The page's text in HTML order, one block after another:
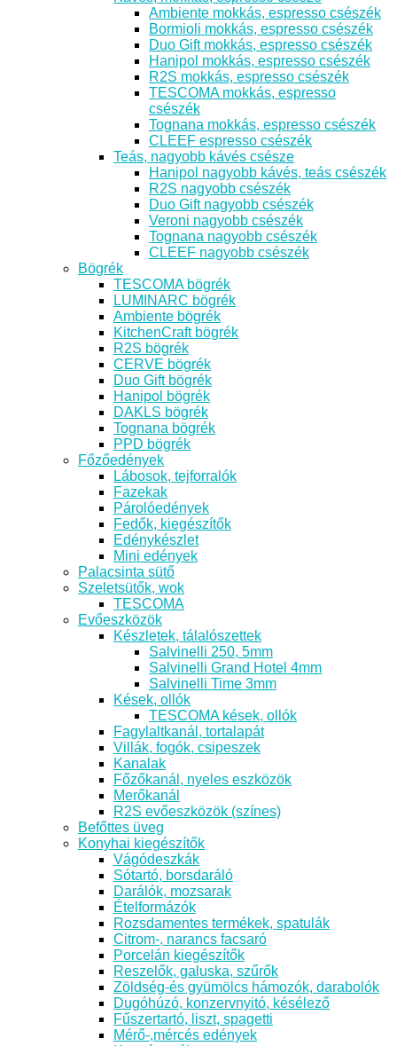
Ambiente mokkás, espresso csészék
Bormioli mokkás, espresso csészék
Duo Gift mokkás, espresso csészék
Hanipol mokkás, espresso csészék
R2S mokkás, espresso csészék
TESCOMA mokkás, espresso
csészék
Tognana mokkás, espresso csészék
CLEEF espresso csészék
Teás, nagyobb kávés csésze
Hanipol nagyobb kávés, teás csészék
R2S nagyobb csészék
Duo Gift nagyobb csészék
Veroni nagyobb csészék
Tognana nagyobb csészék
CLEEF nagyobb csészék
Bögrék
TESCOMA bögrék
LUMINARC bögrék
Ambiente bögrék
KitchenCraft bögrék
R2S bögrék
CERVE bögrék
Duo Gift bögrék
Hanipol bögrék
DAKLS bögrék
Tognana bögrék
PPD bögrék
Főzőedények
Lábosok, tejforralók
Fazekak
Párolóedények
Fedők, kiegészítők
Edénykészlet
Mini edények
Palacsinta sütő
Szeletsütők, wok
TESCOMA
Evőeszközök
Készletek, tálalószettek
Salvinelli 250, 5mm
Salvinelli Grand Hotel 4mm
Salvinelli Time 3mm
Kések, ollók
TESCOMA kések, ollók
Fagylaltkanál, tortalapát
Villák, fogók, csipeszek
Kanalak
Főzőkanál, nyeles eszközök
Merőkanál
R2S evőeszközök (színes)
Befőttes üveg
Konyhai kiegészítők
Vágódeszkák
Sótartó, borsdaráló
Darálók, mozsarak
Ételformázók
Rozsdamentes termékek, spatulák
Citrom-, narancs facsaró
Porcelán kiegészítők
Reszelők, galuska, szűrők
Zöldség-és gyümölcs hámozók, darabolók
Dugóhúzó, konzervnyitó, késélező
Fűszertartó, liszt, spagetti
Mérő-,mércés edények